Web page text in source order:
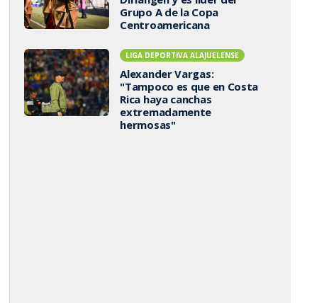
Grupo A de la Copa
Centroamericana
LIGA DEPORTIVA ALAJUELENSE
Alexander Vargas:
"Tampoco es que en Costa
Rica haya canchas
extremadamente
hermosas"